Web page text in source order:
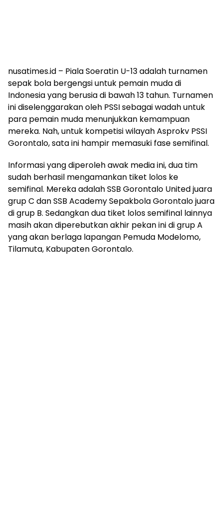
nusatimes.id – Piala Soeratin U-13 adalah turnamen
sepak bola bergengsi untuk pemain muda di
Indonesia yang berusia di bawah 13 tahun. Turnamen
ini diselenggarakan oleh PSSI sebagai wadah untuk
para pemain muda menunjukkan kemampuan
mereka. Nah, untuk kompetisi wilayah Asprokv PSSI
Gorontalo, sata ini hampir memasuki fase semifinal.
Informasi yang diperoleh awak media ini, dua tim
sudah berhasil mengamankan tiket lolos ke
semifinal. Mereka adalah SSB Gorontalo United juara
grup C dan SSB Academy Sepakbola Gorontalo juara
di grup B. Sedangkan dua tiket lolos semifinal lainnya
masih akan diperebutkan akhir pekan ini di grup A
yang akan berlaga lapangan Pemuda Modelomo,
Tilamuta, Kabupaten Gorontalo.